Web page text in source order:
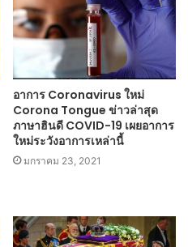
อาการ Coronavirus ใหม่
Corona Tongue ข่าวล่าสุด
ภาษาฮินดี COVID-19 เผยอาการ
ใหม่ระวังอาการเหล่านี้
มกราคม 23, 2021